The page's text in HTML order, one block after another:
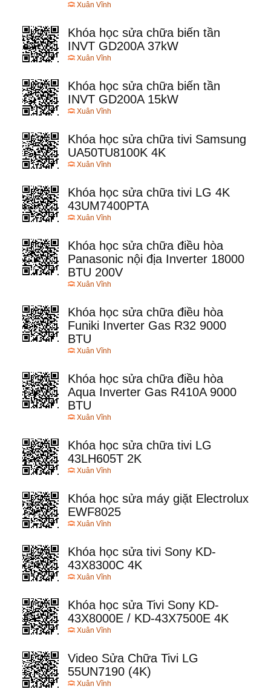
Xuân Vĩnh
Khóa học sửa chữa biến tần
INVT GD200A 37kW
Xuân Vĩnh
Khóa học sửa chữa biến tần
INVT GD200A 15kW
Xuân Vĩnh
Khóa học sửa chữa tivi Samsung
UA50TU8100K 4K
Xuân Vĩnh
Khóa học sửa chữa tivi LG 4K
43UM7400PTA
Xuân Vĩnh
Khóa học sửa chữa điều hòa
Panasonic nội địa Inverter 18000
BTU 200V
Xuân Vĩnh
Khóa học sửa chữa điều hòa
Funiki Inverter Gas R32 9000
BTU
Xuân Vĩnh
Khóa học sửa chữa điều hòa
Aqua Inverter Gas R410A 9000
BTU
Xuân Vĩnh
Khóa học sửa chữa tivi LG
43LH605T 2K
Xuân Vĩnh
Khóa học sửa máy giặt Electrolux
EWF8025
Xuân Vĩnh
Khóa học sửa tivi Sony KD-
43X8300C 4K
Xuân Vĩnh
Khóa học sửa Tivi Sony KD-
43X8000E / KD-43X7500E 4K
Xuân Vĩnh
Video Sửa Chữa Tivi LG
55UN7190 (4K)
Xuân Vĩnh